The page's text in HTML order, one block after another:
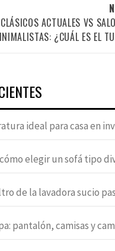
ACTUALES VS
¿CUÁL ES EL
ideal para casa en
elegir un sofá tipo
de la lavadora sucio
pantalón, camisas y